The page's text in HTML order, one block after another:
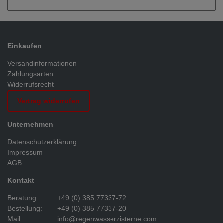
Einkaufen
Versandinformationen
Zahlungsarten
Widerrufsrecht
Vertrag widerrufen
Unternehmen
Datenschutzerklärung
Impressum
AGB
Kontakt
Beratung:
+49 (0) 385 77337-72
Bestellung:
+49 (0) 385 77337-20
Mail.
info@regenwasserzisterne.com